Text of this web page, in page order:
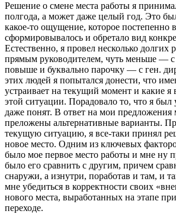
Решение о смене места работы я
полгода, а может даже целый год. Это
какое-то ощущение, которое постепенно
сформировывалось и обретало вид
Естественно, я провел несколько долгих
прямым руководителем, чуть меньше — с
повыше и буквально парочку — с ген.
этих людей я попытался донести, что
устраивает на текущий момент и какие
этой ситуации. Порадовало то, что я
даже понят. В ответ на мои
преложены альтернативные варианты.
текущую ситуацию, я все-таки принял
новое место. Одним из ключевых
было мое первое место работы и мне ну
было его сравнить с другим, причем
снаружи, а изнутри, поработав и там, и
мне убедиться в корректности своих
нового места, выработанных на этапе
переходе.